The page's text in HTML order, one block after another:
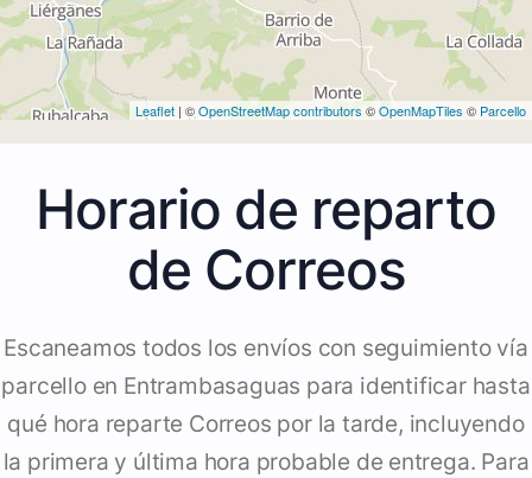
Leaflet | ©OpenStreetMap contributors ©OpenMapTiles © Parcello
Horario de reparto
de Correos
Escaneamos todos los envíos con seguimiento vía
parcello en Entrambasaguas para identificar hasta
qué hora reparte Correos por la tarde, incluyendo
la primera y última hora probable de entrega. Para